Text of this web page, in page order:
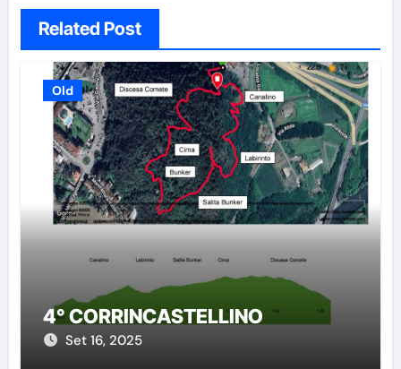
Related Post
Old
4° CORRINCASTELLINO
Set 16, 2025